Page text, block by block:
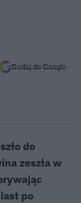
Dodaj do Google
do
zeszła w
po